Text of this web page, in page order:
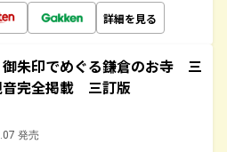
詳細を見る
朱印でめぐる鎌倉のお寺 三
音完全掲載 三訂版
発売